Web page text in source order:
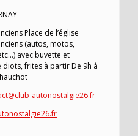
Place de l’église
(autos, motos,
avec buvette et
frites à partir De 9h à
autonostalgie26.fr